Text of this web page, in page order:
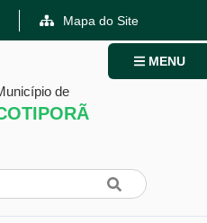
Mapa do Site
de
MENU